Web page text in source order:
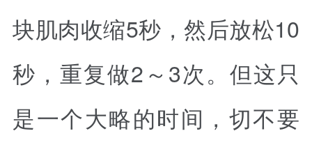
块肌肉收缩5秒，然后放松10
秒，重复做2～3次。但这只
是一个大略的时间，切不要